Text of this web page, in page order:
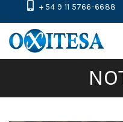
+ 54 9 11 5766-6688